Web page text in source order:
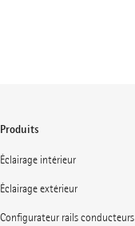
Produits
Éclairage intérieur
Éclairage extérieur
Configurateur rails conducteurs